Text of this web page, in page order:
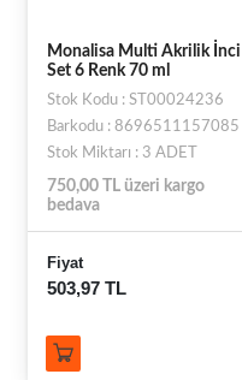
Monalisa Multi Akrilik İnci
Set 6 Renk 70 ml
Stok Kodu : ST00024236
Barkodu : 8696511157085
Stok Miktarı : 3 ADET
750,00 TL üzeri kargo
bedava
Fiyat
503,97 TL